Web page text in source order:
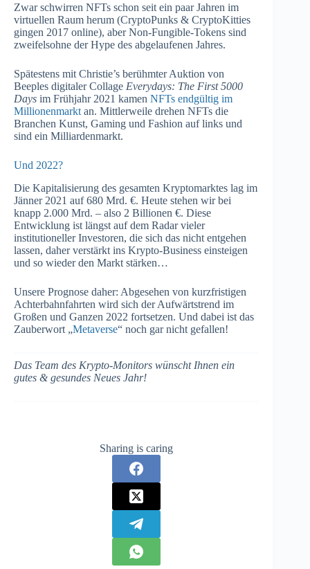
Zwar schwirren NFTs schon seit ein paar Jahren im
virtuellen Raum herum (CryptoPunks & CryptoKitties
gingen 2017 online), aber Non-Fungible-Tokens sind
zweifelsohne der Hype des abgelaufenen Jahres.
Spätestens mit Christie’s berühmter Auktion von
Beeples digitaler Collage Everydays: The First 5000
Days im Frühjahr 2021 kamen NFTs endgültig im
Millionenmarkt an. Mittlerweile drehen NFTs die
Branchen Kunst, Gaming und Fashion auf links und
sind ein Milliardenmarkt.
Und 2022?
Die Kapitalisierung des gesamten Kryptomarktes lag im
Jänner 2021 auf 680 Mrd. €. Heute stehen wir bei
knapp 2.000 Mrd. – also 2 Billionen €. Diese
Entwicklung ist längst auf dem Radar vieler
institutioneller Investoren, die sich das nicht entgehen
lassen, daher verstärkt ins Krypto-Business einsteigen
und so wieder den Markt stärken…
Unsere Prognose daher: Abgesehen von kurzfristigen
Achterbahnfahrten wird sich der Aufwärtstrend im
Großen und Ganzen 2022 fortsetzen. Und dabei ist das
Zauberwort „Metaverse“ noch gar nicht gefallen!
Das Team des Krypto-Monitors wünscht Ihnen ein
gutes & gesundes Neues Jahr!
Sharing is caring